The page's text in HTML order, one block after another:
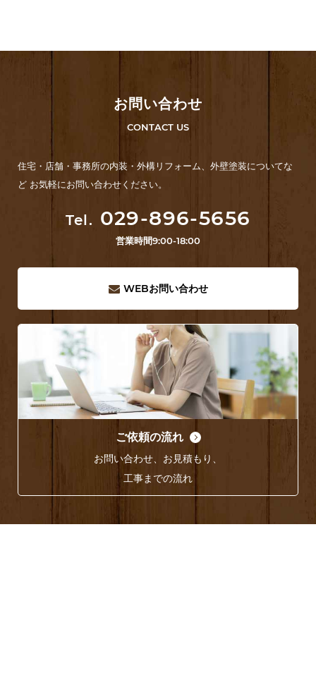
お問い合わせ
CONTACT US
住宅・店舗・事務所の内装・外構リフォーム、外壁塗装についてな
ど お気軽にお問い合わせください。
Tel. 029-896-5656
営業時間9:00-18:00
WEBお問い合わせ
ご依頼の流れ
お問い合わせ、お見積もり、
工事までの流れ